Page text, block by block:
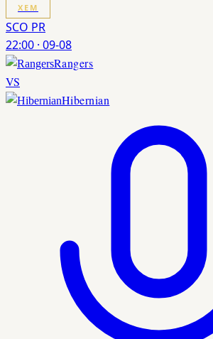
XEM
SCO PR
22:00 · 09-08
Rangers
VS
Hibernian